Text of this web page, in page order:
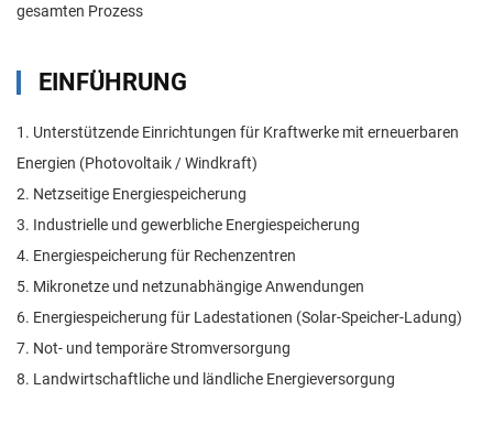
gesamten Prozess
EINFÜHRUNG
1. Unterstützende Einrichtungen für Kraftwerke mit erneuerbaren
Energien (Photovoltaik / Windkraft)
2. Netzseitige Energiespeicherung
3. Industrielle und gewerbliche Energiespeicherung
4. Energiespeicherung für Rechenzentren
5. Mikronetze und netzunabhängige Anwendungen
6. Energiespeicherung für Ladestationen (Solar-Speicher-Ladung)
7. Not- und temporäre Stromversorgung
8. Landwirtschaftliche und ländliche Energieversorgung